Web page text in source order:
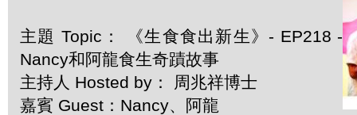
主題 Topic： 《生食食出新生》- EP218 -
Nancy和阿龍食生奇蹟故事
主持人 Hosted by： 周兆祥博士
嘉賓 Guest：Nancy、阿龍